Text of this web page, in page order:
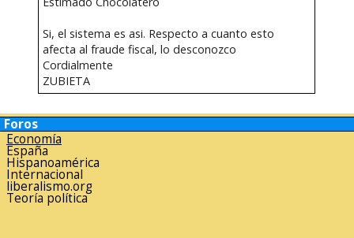
Si, el sistema es asi. Respecto a cuanto esto
afecta al fraude fiscal, lo desconozco
Cordialmente
ZUBIETA
Foros
Economía
España
Hispanoamérica
Internacional
liberalismo.org
Teoría política